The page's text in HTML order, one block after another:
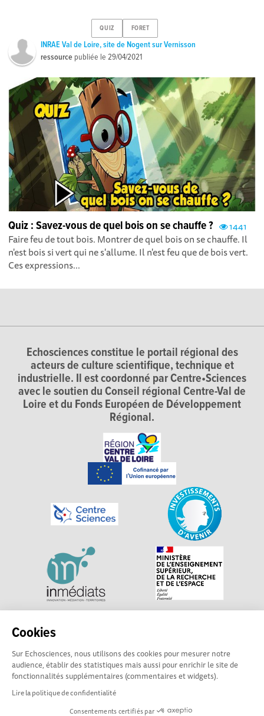
Cookies
Sur Echosciences, nous utilisons des cookies pour mesurer notre
audience, établir des statistiques mais aussi pour enrichir le site de
fonctionnalités supplémentaires (commentaires et widgets).
Lire la politique de confidentialité
Consentements certifiés par
QUIZ FORET
INRAE Val de Loire, site de Nogent sur Vernisson
ressource publiée le29/04/2021
1441
Quiz : Savez-vous de quel bois on se chauffe ?
Faire feu de tout bois. Montrer de quel bois on se chauffe. Il
n'est bois si vert qui ne s'allume. Il n'est feu que de bois vert.
Ces expressions...
Echosciences constitue le portail régional des
acteurs de culture scientifique, technique et
industrielle. Il est coordonné par Centre•Sciences
avec le soutien du Conseil régional Centre-Val de
Loire et du Fonds Européen de Développement
Régional.
Explorer, s’exprimer, rentrer en contact : Echosciences
sciences et de technologies du territoire. Propulsé par
Centre•Sciences/ Contact : echosciences@centre-
sciences.fr